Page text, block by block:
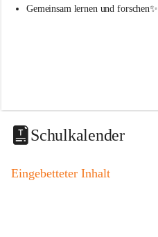
i
t
a
o
Gemeinsam lernen und forschen✨
Schulkalender
Eingebetteter Inhalt